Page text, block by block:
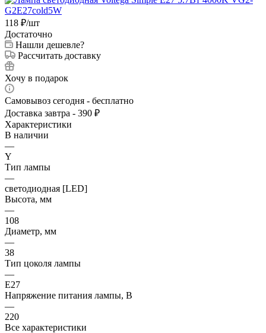
118 ₽/шт
Достаточно
Нашли дешевле?
Рассчитать доставку
Хочу в подарок
Самовывоз сегодня - бесплатно
Доставка завтра - 390 ₽
Характеристики
В наличии
—
Y
Тип лампы
—
светодиодная [LED]
Высота, мм
—
108
Диаметр, мм
—
38
Тип цоколя лампы
—
E27
Напряжение питания лампы, В
—
220
Все характеристики